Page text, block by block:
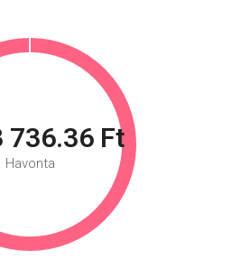
736.36 Ft
Havonta